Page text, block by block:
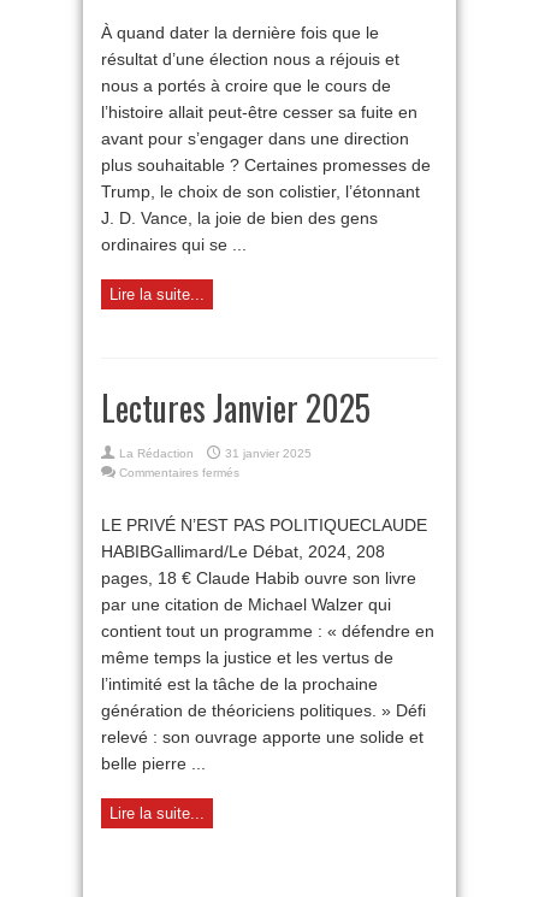
Trump,
euphorie
ou
vigilance
À quand dater la dernière fois que le
résultat d’une élection nous a réjouis et
nous a portés à croire que le cours de
l’histoire allait peut-être cesser sa fuite en
avant pour s’engager dans une direction
plus souhaitable ? Certaines promesses de
Trump, le choix de son colistier, l’étonnant
J. D. Vance, la joie de bien des gens
ordinaires qui se ...
Lire la suite...
Lectures Janvier 2025
La Rédaction
31 janvier 2025
Commentaires fermés
2025
LE PRIVÉ N’EST PAS POLITIQUECLAUDE
HABIBGallimard/Le Débat, 2024, 208
pages, 18 € Claude Habib ouvre son livre
par une citation de Michael Walzer qui
contient tout un programme : « défendre en
même temps la justice et les vertus de
l’intimité est la tâche de la prochaine
génération de théoriciens politiques. » Défi
relevé : son ouvrage apporte une solide et
belle pierre ...
Lire la suite...